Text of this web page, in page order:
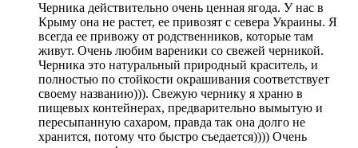
Черника действительно очень ценная ягода. У нас в
Крыму она не растет, ее привозят с севера Украины. Я
всегда ее привожу от родственников, которые там
живут. Очень любим вареники со свежей черникой.
Черника это натуральный природный краситель, и
полностью по стойкости окрашивания соответствует
своему названию))). Свежую чернику я храню в
пищевых контейнерах, предварительно вымытую и
пересыпанную сахаром, правда так она долго не
хранится, потому что быстро съедается)))) Очень